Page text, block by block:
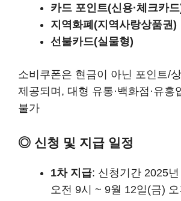
카드 포인트(신용·체크카
지역화폐(지역사랑상품권)
선불카드(실물형)
소비쿠폰은 현금이 아닌 포인트/
제공되며, 대형 유통·백화점·유흥
불가
◎ 신청 및 지급 일정
1차 지급: 신청기간 2025
오전 9시 ~ 9월 12일(금)